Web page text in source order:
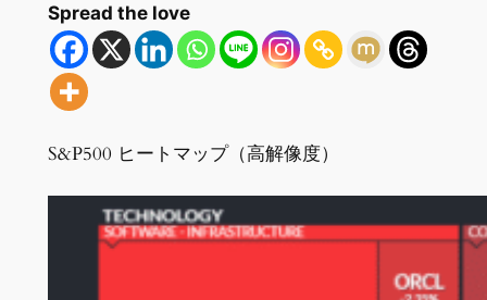
Spread the love
S&P500 ヒートマップ（高解像度）